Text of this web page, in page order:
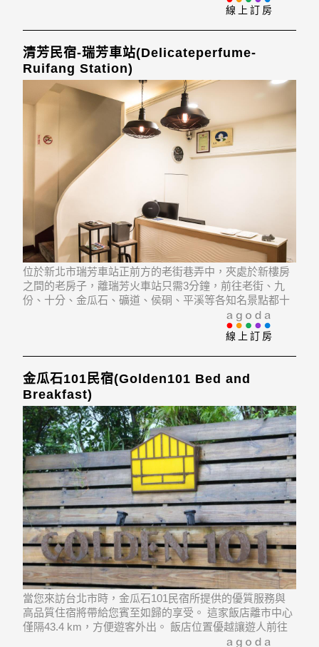
線上訂房
清芳民宿-瑞芳車站(Delicateperfume-
Ruifang Station)
位於新北市瑞芳車站正前方的老街巷弄中，夾處於新樓房
之間的老房子，離瑞芳火車站只需3分鐘，前往老街、九
份、十分、金瓜石、礦道、侯硐、平溪等各知名景點都十
分方便 ; 提供旅人優質、乾淨、明亮，且具有當地特色的
環境，營造出不需擔心交通、飲食、衛生，可全然將身心
投入旅程及在懷舊時空中探索、追憶老故事的休憩據
線上訂房
金瓜石101民宿(Golden101 Bed and
Breakfast)
當您來訪台北市時，金瓜石101民宿所提供的優質服務與
高品質住宿將帶給您賓至如歸的享受。 這家飯店離市中心
僅隔43.4 km，方便遊客外出。 飯店位置優越讓遊人前往